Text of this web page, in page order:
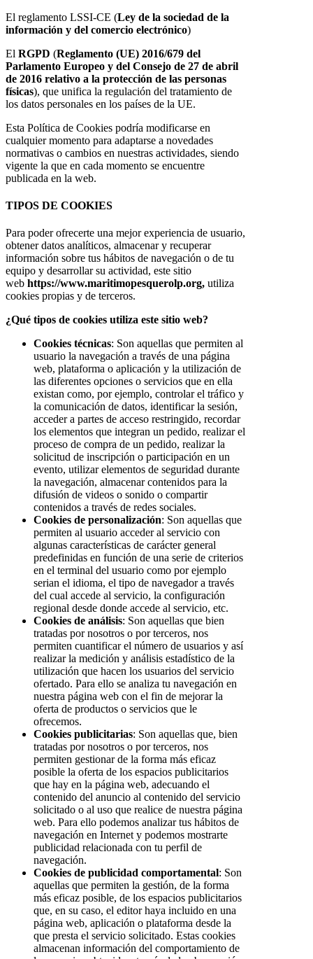
El reglamento LSSI-CE (Ley de la sociedad de la
información y del comercio electrónico)
El RGPD (Reglamento (UE) 2016/679 del
Parlamento Europeo y del Consejo de 27 de abril
de 2016 relativo a la protección de las personas
físicas), que unifica la regulación del tratamiento de
los datos personales en los países de la UE.
Esta Política de Cookies podría modificarse en
cualquier momento para adaptarse a novedades
normativas o cambios en nuestras actividades, siendo
vigente la que en cada momento se encuentre
publicada en la web.
TIPOS DE COOKIES
Para poder ofrecerte una mejor experiencia de usuario,
obtener datos analíticos, almacenar y recuperar
información sobre tus hábitos de navegación o de tu
equipo y desarrollar su actividad, este sitio
web https://www.maritimopesquerolp.org, utiliza
cookies propias y de terceros.
¿Qué tipos de cookies utiliza este sitio web?
Cookies técnicas: Son aquellas que permiten al
usuario la navegación a través de una página
web, plataforma o aplicación y la utilización de
las diferentes opciones o servicios que en ella
existan como, por ejemplo, controlar el tráfico y
la comunicación de datos, identificar la sesión,
acceder a partes de acceso restringido, recordar
los elementos que integran un pedido, realizar el
proceso de compra de un pedido, realizar la
solicitud de inscripción o participación en un
evento, utilizar elementos de seguridad durante
la navegación, almacenar contenidos para la
difusión de videos o sonido o compartir
contenidos a través de redes sociales.
Cookies de personalización: Son aquellas que
permiten al usuario acceder al servicio con
algunas características de carácter general
predefinidas en función de una serie de criterios
en el terminal del usuario como por ejemplo
serian el idioma, el tipo de navegador a través
del cual accede al servicio, la configuración
regional desde donde accede al servicio, etc.
Cookies de análisis: Son aquellas que bien
tratadas por nosotros o por terceros, nos
permiten cuantificar el número de usuarios y así
realizar la medición y análisis estadístico de la
utilización que hacen los usuarios del servicio
ofertado. Para ello se analiza tu navegación en
nuestra página web con el fin de mejorar la
oferta de productos o servicios que le
ofrecemos.
Cookies publicitarias: Son aquellas que, bien
tratadas por nosotros o por terceros, nos
permiten gestionar de la forma más eficaz
posible la oferta de los espacios publicitarios
que hay en la página web, adecuando el
contenido del anuncio al contenido del servicio
solicitado o al uso que realice de nuestra página
web. Para ello podemos analizar tus hábitos de
navegación en Internet y podemos mostrarte
publicidad relacionada con tu perfil de
navegación.
Cookies de publicidad comportamental: Son
aquellas que permiten la gestión, de la forma
más eficaz posible, de los espacios publicitarios
que, en su caso, el editor haya incluido en una
página web, aplicación o plataforma desde la
que presta el servicio solicitado. Estas cookies
almacenan información del comportamiento de